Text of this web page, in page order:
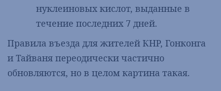
нуклеиновых кислот, выданные в
течение последних 7 дней.
Правила въезда для жителей КНР, Гонконга
и Тайваня переодически частично
обновляются, но в целом картина такая.